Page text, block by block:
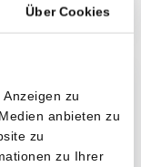
Über Cookies
zu
anbieten zu
zu
zu Ihrer
hebben als
op